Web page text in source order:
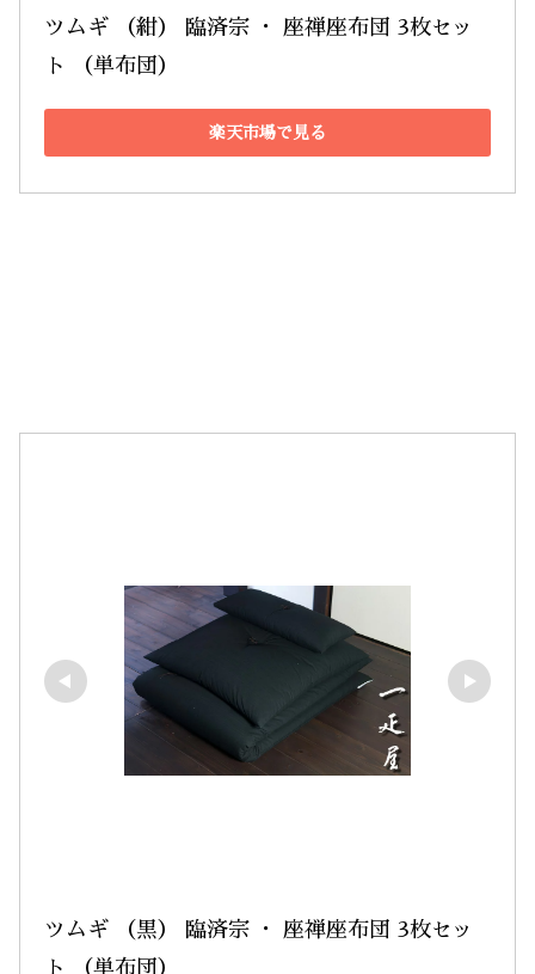
ツムギ （紺） 臨済宗 ・ 座禅座布団 3枚セッ
ト （単布団）
楽天市場で見る
ツムギ （黒） 臨済宗 ・ 座禅座布団 3枚セッ
ト （単布団）